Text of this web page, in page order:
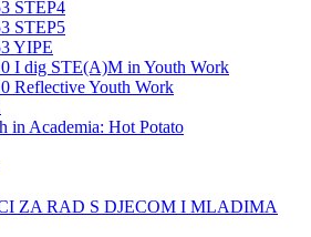
STEP4
STEP5
YIPE
I dig STE(A)M in Youth Work
Reflective Youth Work
in Academia: Hot Potato
ZA RAD S DJECOM I MLADIMA